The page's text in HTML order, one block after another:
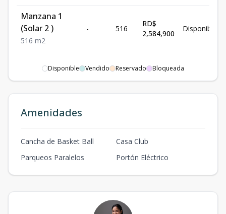
Manzana 1
(Solar 2 )
516 m2
- 516
RD$
2,584,900
Disponible
Disponible Vendido Reservado Bloqueada
Amenidades
Cancha de Basket Ball
Casa Club
Parqueos Paralelos
Portón Eléctrico